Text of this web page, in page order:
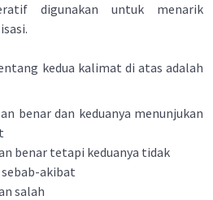
digunakan untuk menarik
kedua kalimat di atas adalah
benar dan keduanya menunjukan
benar tetapi keduanya tidak
akibat
salah